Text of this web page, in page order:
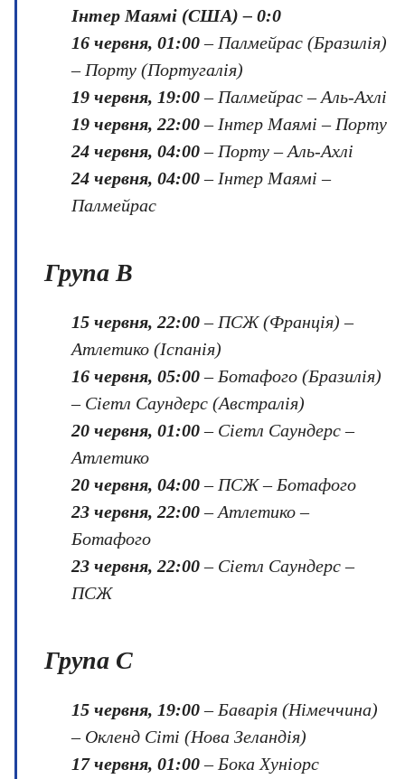
Інтер Маямі (США) – 0:0
16 червня, 01:00– Палмейрас (Бразилія)
– Порту (Португалія)
19 червня, 19:00– Палмейрас – Аль-Ахлі
19 червня, 22:00– Інтер Маямі – Порту
24 червня, 04:00– Порту – Аль-Ахлі
24 червня, 04:00– Інтер Маямі –
Палмейрас
Група B
15 червня, 22:00– ПСЖ (Франція) –
Атлетико (Іспанія)
16 червня, 05:00– Ботафого (Бразилія)
– Сіетл Саундерс (Австралія)
20 червня, 01:00– Сіетл Саундерс –
Атлетико
20 червня, 04:00– ПСЖ – Ботафого
23 червня, 22:00– Атлетико –
Ботафого
23 червня, 22:00– Сіетл Саундерс –
ПСЖ
Група C
15 червня, 19:00– Баварія (Німеччина)
– Окленд Сіті (Нова Зеландія)
17 червня, 01:00– Бока Хуніорс